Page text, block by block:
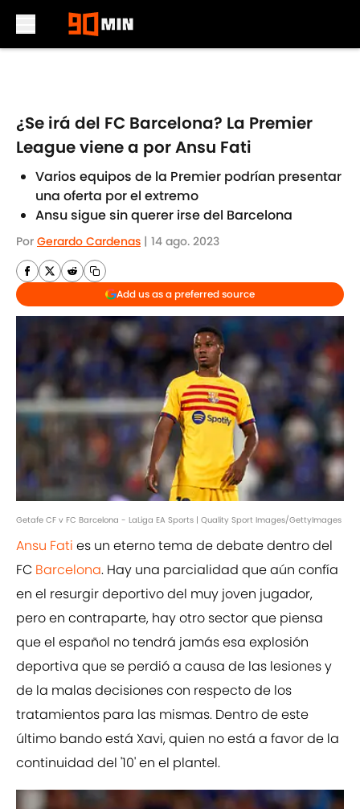
¿Se irá del FC Barcelona? La Premier
League viene a por Ansu Fati
Varios equipos de la Premier podrían presentar
una oferta por el extremo
Ansu sigue sin querer irse del Barcelona
Por Gerardo Cardenas | 14 ago. 2023
Add us as a preferred source
Getafe CF v FC Barcelona - LaLiga EA Sports | Quality Sport Images/GettyImages
Ansu Fati es un eterno tema de debate dentro del
FC Barcelona. Hay una parcialidad que aún confía
en el resurgir deportivo del muy joven jugador,
pero en contraparte, hay otro sector que piensa
que el español no tendrá jamás esa explosión
deportiva que se perdió a causa de las lesiones y
de la malas decisiones con respecto de los
tratamientos para las mismas. Dentro de este
último bando está Xavi, quien no está a favor de la
continuidad del '10' en el plantel.